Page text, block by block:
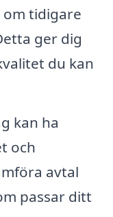
tidigare
ger dig
du kan
kan ha
och
avtal
passar ditt